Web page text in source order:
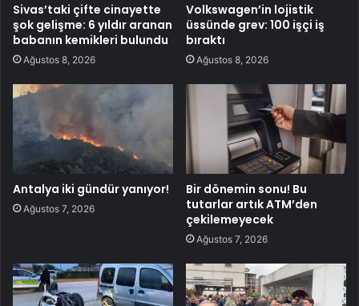
Sivas’taki çifte cinayette
şok gelişme: 6 yıldır aranan
babanın kemikleri bulundu
Ağustos 8, 2026
Volkswagen’in lojistik
üssünde grev: 100 işçi iş
bıraktı
Ağustos 8, 2026
Antalya iki gündür yanıyor!
Ağustos 7, 2026
Bir dönemin sonu! Bu
tutarlar artık ATM’den
çekilemeyecek
Ağustos 7, 2026